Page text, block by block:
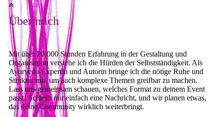
Über mich
Mit über 20.000 Stunden Erfahrung in der Gestaltung und
Organisation verstehe ich die Hürden der Selbstständigkeit. Als
Ayurveda-Expertin und Autorin bringe ich die nötige Ruhe und
Struktur mit, um auch komplexe Themen greifbar zu machen.
Lass uns gemeinsam schauen, welches Format zu deinem Event
passt! Schreib mir einfach eine Nachricht, und wir planen etwas,
das deine Community wirklich weiterbringt.